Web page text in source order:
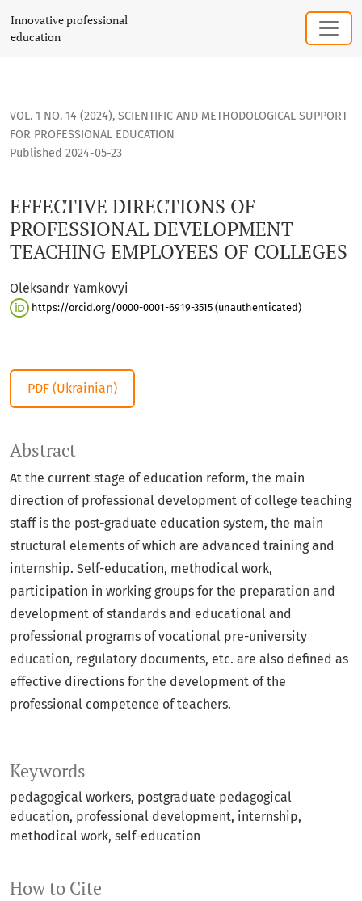
EFFECTIVE DIRECTIONS OF PROFESSIONAL DEVELOPMENT
Innovative professional
education
VOL. 1 NO. 14 (2024), SCIENTIFIC AND METHODOLOGICAL SUPPORT
FOR PROFESSIONAL EDUCATION
EFFECTIVE DIRECTIONS OF
PROFESSIONAL DEVELOPMENT
TEACHING EMPLOYEES OF COLLEGES
Published 2024-05-23
Oleksandr Yamkovyi
https://orcid.org/0000-0001-6919-3515 (unauthenticated)
PDF (Ukrainian)
Keywords
pedagogical workers, postgraduate pedagogical
education, professional development, internship,
methodical work, self-education
How to Cite
Abstract
At the current stage of education reform, the main
direction of professional development of college teaching
staff is the post-graduate education system, the main
structural elements of which are advanced training and
internship. Self-education, methodical work,
participation in working groups for the preparation and
development of standards and educational and
professional programs of vocational pre-university
education, regulatory documents, etc. are also defined as
effective directions for the development of the
professional competence of teachers.